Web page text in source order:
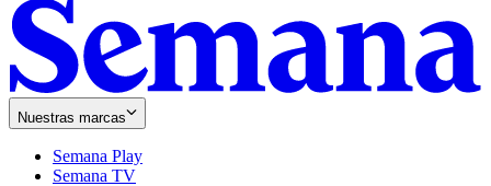
Nuestras marcas
Semana Play
Semana TV